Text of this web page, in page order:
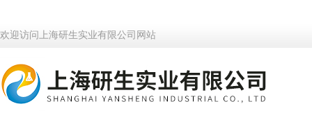
欢迎访问上海研生实业有限公司网站